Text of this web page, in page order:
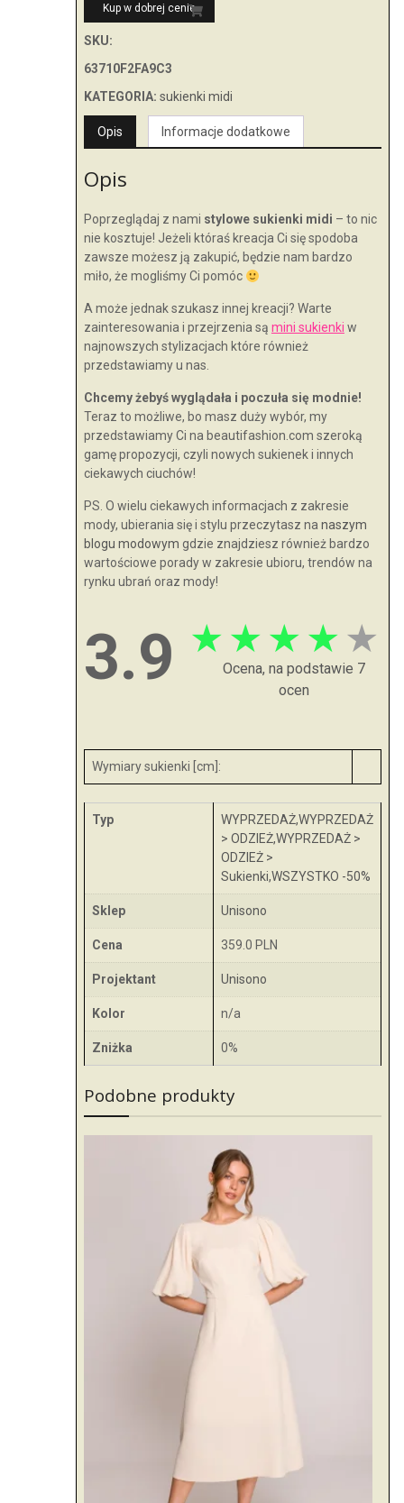
Kup w dobrej cenie
SKU:
63710F2FA9C3
KATEGORIA: sukienki midi
Opis Informacje dodatkowe
Opis
Poprzeglądaj z nami stylowe sukienki midi – to nic
nie kosztuje! Jeżeli któraś kreacja Ci się spodoba
zawsze możesz ją zakupić, będzie nam bardzo
miło, że mogliśmy Ci pomóc
A może jednak szukasz innej kreacji? Warte
zainteresowania i przejrzenia są mini sukienki w
najnowszych stylizacjach które również
przedstawiamy u nas.
Chcemy żebyś wyglądała i poczuła się modnie!
Teraz to możliwe, bo masz duży wybór, my
przedstawiamy Ci na beautifashion.com szeroką
gamę propozycji, czyli nowych sukienek i innych
ciekawych ciuchów!
PS. O wielu ciekawych informacjach z zakresie
mody, ubierania się i stylu przeczytasz nanaszym
blogu modowym gdzie znajdziesz również bardzo
wartościowe porady w zakresie ubioru, trendów na
rynku ubrań oraz mody!
3.9 ★ ★ ★ ★ ★
Ocena, na podstawie 7
ocen
Wymiary sukienki [cm]:
Typ
WYPRZEDAŻ,WYPRZEDAŻ
> ODZIEŻ,WYPRZEDAŻ >
ODZIEŻ >
Sukienki,WSZYSTKO -50%
Sklep Unisono
Cena 359.0 PLN
Projektant Unisono
Kolor n/a
Zniżka 0%
Podobne produkty